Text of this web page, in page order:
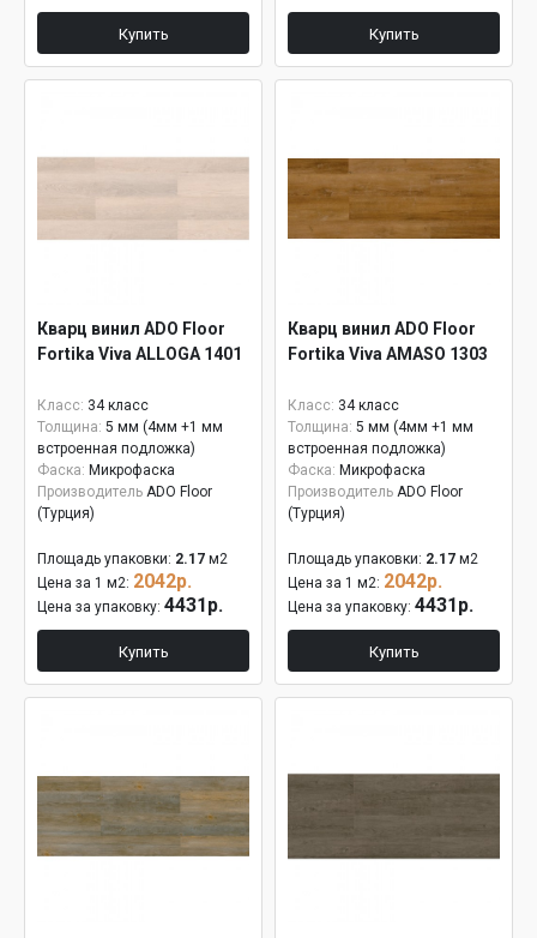
Купить Купить
Кварц винил ADO Floor
Fortika Viva ALLOGA 1401
Класс: 34 класс
Толщина: 5 мм (4мм +1 мм
встроенная подложка)
Фаска: Микрофаска
Производитель ADO Floor
(Турция)
Площадь упаковки: 2.17 м2
Цена за 1 м2: 2042р.
Цена за упаковку: 4431р.
Купить
Кварц винил ADO Floor
Fortika Viva AMASO 1303
Класс: 34 класс
Толщина: 5 мм (4мм +1 мм
встроенная подложка)
Фаска: Микрофаска
Производитель ADO Floor
(Турция)
Площадь упаковки: 2.17 м2
Цена за 1 м2: 2042р.
Цена за упаковку: 4431р.
Купить